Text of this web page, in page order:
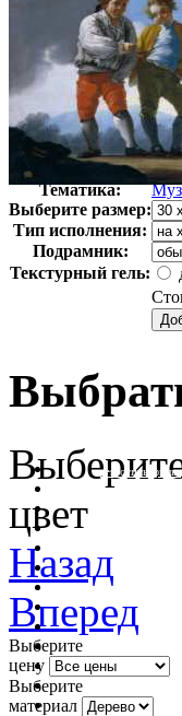
Автор:
Арт-стиль
Тематика:
Выберите размер:
Тип исполнения:
Подрамник:
Текстурный гель:
очистить
цвет
Назад
Вперед
Выберите
цену
Выберите
материал